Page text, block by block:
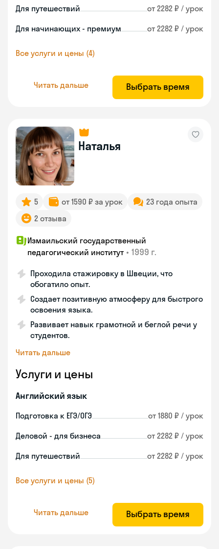
Для путешествий от 2282 ₽ / урок
Для начинающих - премиум от 2282 ₽ / урок
Все услуги и цены (4)
Читать дальше Выбрать время
Наталья
5 от 1590 ₽ за урок
23 года опыта
2 отзыва
Измаильский государственный
педагогический институт • 1999 г.
Проходила стажировку в Швеции, что
обогатило опыт.
Создает позитивную атмосферу для быстрого
освоения языка.
Развивает навык грамотной и беглой речи у
студентов.
Читать дальше
Услуги и цены
Английский язык
Подготовка к ЕГЭ/ОГЭ от 1880 ₽ / урок
Деловой - для бизнеса от 2282 ₽ / урок
Для путешествий от 2282 ₽ / урок
Все услуги и цены (5)
Читать дальше Выбрать время